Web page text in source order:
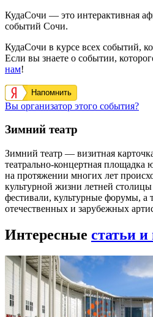
КудаСочи — это интерактивная
событий Сочи.
КудаСочи в курсе всех событий,
Если вы знаете о событии,
нам!
Напомнить
Вы организатор этого события?
Зимний театр
Зимний театр — визитная
театрально-концертная площадка
на протяжении многих лет
культурной жизни летней
фестивали, культурные форумы, а
отечественных и зарубежных
Интересные статьи